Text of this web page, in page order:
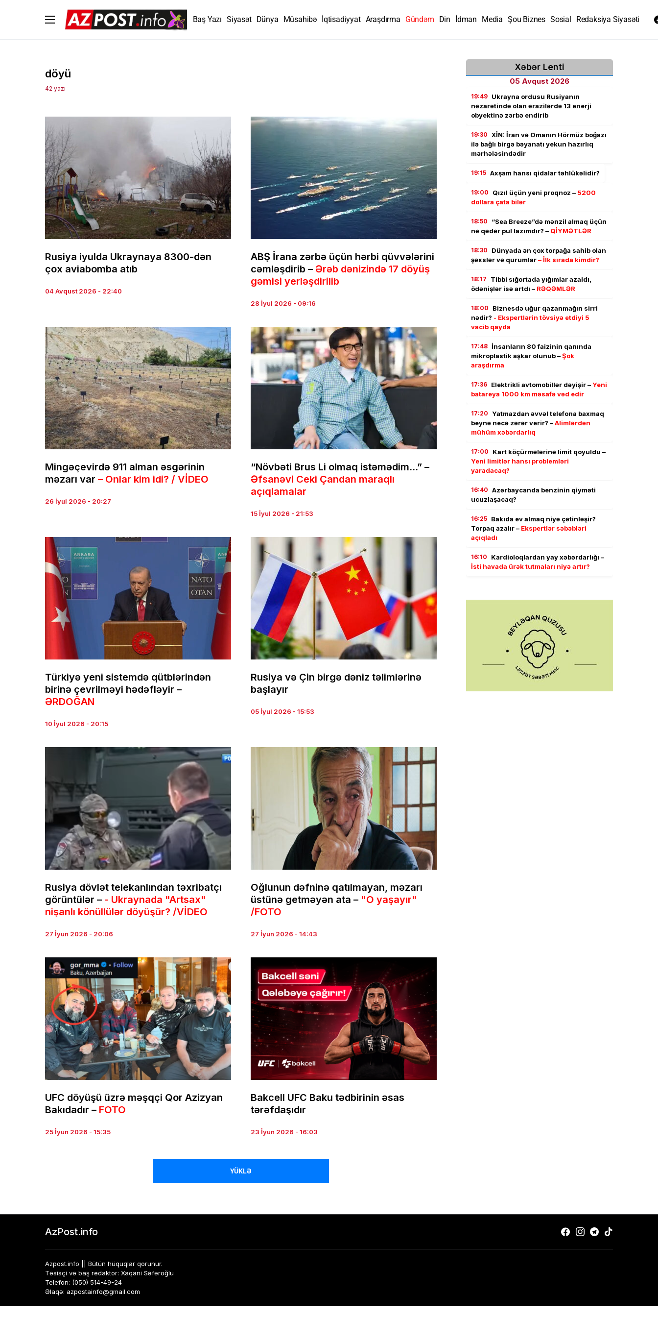
Baş Yazı Siyasət Dünya Müsahibə İqtisadiyyat Araşdırma Gündəm Din İdman Media Şou Biznes Sosial Redaksiya Siyasəti
döyü
42 yazı
Rusiya iyulda Ukraynaya 8300-dən
çox aviabomba atıb
04 Avqust 2026 - 22:40
ABŞ İrana zərbə üçün hərbi qüvvələrini
cəmləşdirib – Ərəb dənizində 17 döyüş
gəmisi yerləşdirilib
28 İyul 2026 - 09:16
Mingəçevirdə 911 alman əsgərinin
məzarı var – Onlar kim idi? / VİDEO
26 İyul 2026 - 20:27
“Növbəti Brus Li olmaq istəmədim…” –
Əfsanəvi Ceki Çandan maraqlı
açıqlamalar
15 İyul 2026 - 21:53
Türkiyə yeni sistemdə qütblərindən
birinə çevrilməyi hədəfləyir –
ƏRDOĞAN
10 İyul 2026 - 20:15
Rusiya və Çin birgə dəniz təlimlərinə
başlayır
05 İyul 2026 - 15:53
Rusiya dövlət telekanlından təxribatçı
görüntülər – - Ukraynada "Artsax"
nişanlı könüllülər döyüşür? /VİDEO
27 İyun 2026 - 20:06
Oğlunun dəfninə qatılmayan, məzarı
üstünə getməyən ata – "O yaşayır"
/FOTO
27 İyun 2026 - 14:43
UFC döyüşü üzrə məşqçi Qor Azizyan
Bakıdadır – FOTO
25 İyun 2026 - 15:35
Bakcell UFC Baku tədbirinin əsas
tərəfdaşıdır
23 İyun 2026 - 16:03
YÜKLƏ
Xəbər Lenti
05 Avqust 2026
19:49 Ukrayna ordusu Rusiyanın
nəzarətində olan ərazilərdə 13 enerji
obyektinə zərbə endirib
19:30 XİN: İran və Omanın Hörmüz boğazı
ilə bağlı birgə bəyanatı yekun hazırlıq
mərhələsindədir
19:15 Axşam hansı qidalar təhlükəlidir?
19:00 Qızıl üçün yeni proqnoz – 5200
dollara çata bilər
18:50
“Sea Breeze”də mənzil almaq üçün
nə qədər pul lazımdır? – QİYMƏTLƏR
18:30
Dünyada ən çox torpağa sahib olan
şəxslər və qurumlar– İlk sırada kimdir?
18:17
Tibbi sığortada yığımlar azaldı,
ödənişlər isə artdı – RƏQƏMLƏR
18:00
Biznesdə uğur qazanmağın sirri
nədir? - Ekspertlərin tövsiyə etdiyi 5
vacib qayda
17:48 İnsanların 80 faizinin qanında
mikroplastik aşkar olunub –Şok
araşdırma
17:36 Elektrikli avtomobillər dəyişir –Yeni
batareya 1000 km məsafə vəd edir
17:20 Yatmazdan əvvəl telefona baxmaq
beynə necə zərər verir? –Alimlərdən
mühüm xəbərdarlıq
17:00
Kart köçürmələrinə limit qoyuldu –
Yeni limitlər hansı problemləri
yaradacaq?
16:40 Azərbaycanda benzinin qiyməti
ucuzlaşacaq?
16:25 Bakıda ev almaq niyə çətinləşir?
Torpaq azalır – Ekspertlər səbəbləri
açıqladı
16:10
Kardioloqlardan yay xəbərdarlığı –
İsti havada ürək tutmaları niyə artır?
AzPost.info
Azpost.info || Bütün hüquqlar qorunur.
Təsisçi və baş redaktor: Xaqani Səfəroğlu
Telefon: (050) 514-49-24
Əlaqə: azpostainfo@gmail.com